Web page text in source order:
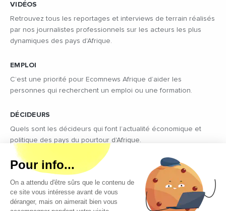
VIDÉOS
Retrouvez tous les reportages et interviews de terrain réalisés
par nos journalistes professionnels sur les acteurs les plus
dynamiques des pays d'Afrique.
EMPLOI
C’est une priorité pour Ecomnews Afrique d’aider les
personnes qui recherchent un emploi ou une formation.
DÉCIDEURS
Quels sont les décideurs qui font l’actualité économique et
politique des pays du pourtour d'Afrique.